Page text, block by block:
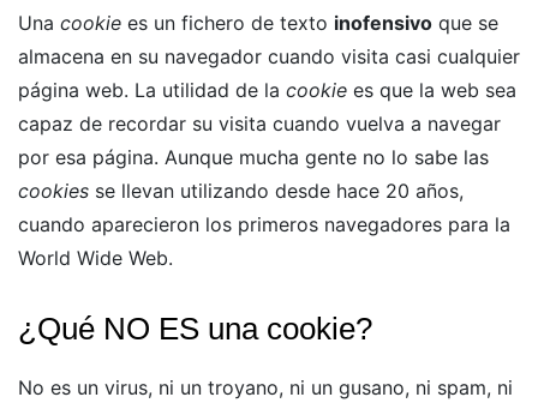
Una cookie es un fichero de texto inofensivo que se
almacena en su navegador cuando visita casi cualquier
página web. La utilidad de la cookie es que la web sea
capaz de recordar su visita cuando vuelva a navegar
por esa página. Aunque mucha gente no lo sabe las
cookies se llevan utilizando desde hace 20 años,
cuando aparecieron los primeros navegadores para la
World Wide Web.
¿Qué NO ES una cookie?
No es un virus, ni un troyano, ni un gusano, ni spam, ni